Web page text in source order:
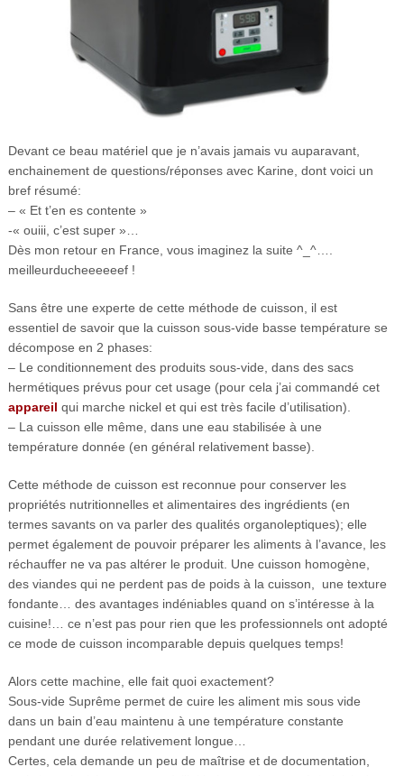
Devant ce beau matériel que je n’avais jamais vu auparavant,
enchainement de questions/réponses avec Karine, dont voici un
bref résumé:
– « Et t’en es contente »
-« ouiii, c’est super »…
Dès mon retour en France, vous imaginez la suite ^_^….
meilleurducheeeeeef !
Sans être une experte de cette méthode de cuisson, il est
essentiel de savoir que la cuisson sous-vide basse température se
décompose en 2 phases:
– Le conditionnement des produits sous-vide, dans des sacs
hermétiques prévus pour cet usage (pour cela j’ai commandé cet
appareil qui marche nickel et qui est très facile d’utilisation).
– La cuisson elle même, dans une eau stabilisée à une
température donnée (en général relativement basse).
Cette méthode de cuisson est reconnue pour conserver les
propriétés nutritionnelles et alimentaires des ingrédients (en
termes savants on va parler des qualités organoleptiques); elle
permet également de pouvoir préparer les aliments à l’avance, les
réchauffer ne va pas altérer le produit. Une cuisson homogène,
des viandes qui ne perdent pas de poids à la cuisson, une texture
fondante… des avantages indéniables quand on s’intéresse à la
cuisine!… ce n’est pas pour rien que les professionnels ont adopté
ce mode de cuisson incomparable depuis quelques temps!
Alors cette machine, elle fait quoi exactement?
Sous-vide Suprême permet de cuire les aliment mis sous vide
dans un bain d’eau maintenu à une température constante
pendant une durée relativement longue…
Certes, cela demande un peu de maîtrise et de documentation,